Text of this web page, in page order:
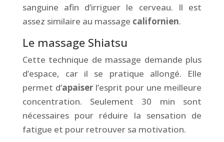
sanguine afin d’irriguer le cerveau. Il est
assez similaire au massage californien.
Le massage Shiatsu
Cette technique de massage demande plus
d’espace, car il se pratique allongé. Elle
permet d’apaiserl’esprit pour une meilleure
concentration. Seulement 30 min sont
nécessaires pour réduire la sensation de
fatigue et pour retrouver sa motivation.